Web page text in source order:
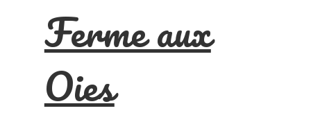
Ferme aux
Oies